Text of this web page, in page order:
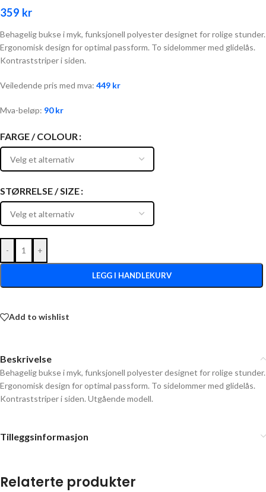
359 kr
Behagelig bukse i myk, funksjonell polyester designet for rolige stunder.
Ergonomisk design for optimal passform. To sidelommer med glidelås.
Kontraststriper i siden.
Veiledende pris med mva: 449 kr
Mva-beløp: 90kr
FARGE / COLOUR
STØRRELSE / SIZE
- +
LEGG I HANDLEKURV
Add to wishlist
Beskrivelse
Behagelig bukse i myk, funksjonell polyester designet for rolige stunder.
Ergonomisk design for optimal passform. To sidelommer med glidelås.
Kontraststriper i siden. Utgående modell.
Tilleggsinformasjon
Relaterte produkter